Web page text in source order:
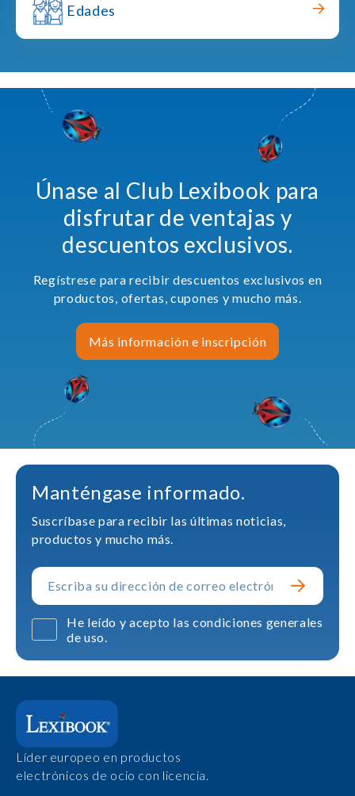
Edades
Únase al Club Lexibook para
disfrutar de ventajas y
descuentos exclusivos.
Regístrese para recibir descuentos exclusivos en
productos, ofertas, cupones y mucho más.
Más información e inscripción
Manténgase informado.
Suscríbase para recibir las últimas noticias,
productos y mucho más.
He leído y acepto las condiciones generales
de uso.
Líder europeo en productos
electrónicos de ocio con licencia.